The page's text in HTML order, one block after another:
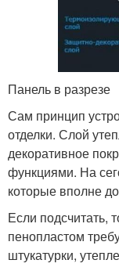
Панель в разрезе
Сам принцип
отделки. Слой
декоративное
функциями. На
которые вполне
Если подсчитать,
пенопластом
штукатурки,